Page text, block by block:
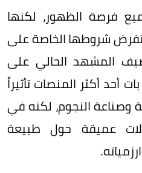
فرصة الظهور، لكنها
تفرض شروطها الخاصة على
المشهد الحالي على
أحد أكثر المنصات تأثيراً
وصناعة النجوم، لكنه في
عميقة حول طبيعة